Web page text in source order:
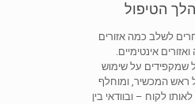
הטיפול
לשלב כמה אזורים
אינטימיים.
ראש המכשיר, ומוחלף
לקוח – ובוודאי בין